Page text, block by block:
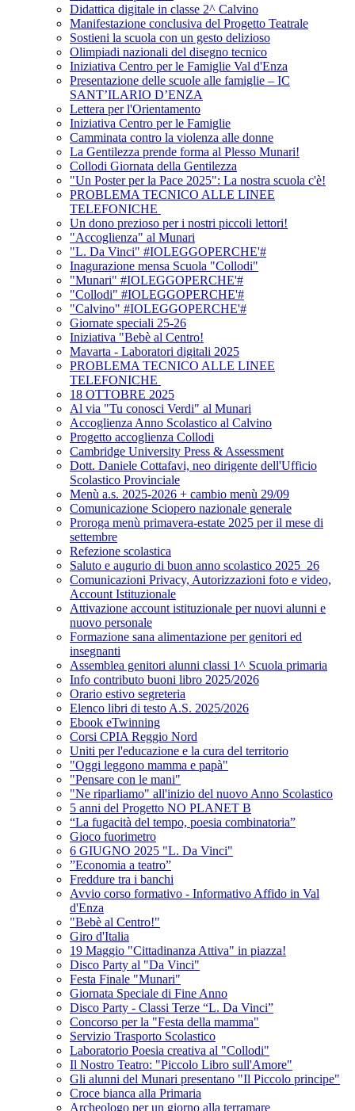
Didattica digitale in classe 2^ Calvino
Manifestazione conclusiva del Progetto Teatrale
Sostieni la scuola con un gesto delizioso
Olimpiadi nazionali del disegno tecnico
Iniziativa Centro per le Famiglie Val d'Enza
Presentazione delle scuole alle famiglie – IC
SANT’ILARIO D’ENZA
Lettera per l'Orientamento
Iniziativa Centro per le Famiglie
Camminata contro la violenza alle donne
La Gentilezza prende forma al Plesso Munari!
Collodi Giornata della Gentilezza
"Un Poster per la Pace 2025": La nostra scuola c'è!
PROBLEMA TECNICO ALLE LINEE
TELEFONICHE
Un dono prezioso per i nostri piccoli lettori!
"Accoglienza" al Munari
"L. Da Vinci" #IOLEGGOPERCHE'#
Inagurazione mensa Scuola "Collodi"
"Munari" #IOLEGGOPERCHE'#
"Collodi" #IOLEGGOPERCHE'#
"Calvino" #IOLEGGOPERCHE'#
Giornate speciali 25-26
Iniziativa "Bebè al Centro!
Mavarta - Laboratori digitali 2025
PROBLEMA TECNICO ALLE LINEE
TELEFONICHE
18 OTTOBRE 2025
Al via "Tu conosci Verdi" al Munari
Accoglienza Anno Scolastico al Calvino
Progetto accoglienza Collodi
Cambridge University Press & Assessment
Dott. Daniele Cottafavi, neo dirigente dell'Ufficio
Scolastico Provinciale
Menù a.s. 2025-2026 + cambio menù 29/09
Comunicazione Sciopero nazionale generale
Proroga menù primavera-estate 2025 per il mese di
settembre
Refezione scolastica
Saluto e augurio di buon anno scolastico 2025_26
Comunicazioni Privacy, Autorizzazioni foto e video,
Account Istituzionale
Attivazione account istituzionale per nuovi alunni e
nuovo personale
Formazione sana alimentazione per genitori ed
insegnanti
Assemblea genitori alunni classi 1^ Scuola primaria
Info contributo buoni libro 2025/2026
Orario estivo segreteria
Elenco libri di testo A.S. 2025/2026
Ebook eTwinning
Corsi CPIA Reggio Nord
Uniti per l'educazione e la cura del territorio
"Oggi leggono mamma e papà"
"Pensare con le mani"
"Ne riparliamo" all'inizio del nuovo Anno Scolastico
5 anni del Progetto NO PLANET B
“La fugacità del tempo, poesia combinatoria”
Gioco fuorimetro
6 GIUGNO 2025 "L. Da Vinci"
”Economia a teatro”
Freddure tra i banchi
Avvio corso formativo - Informativo Affido in Val
d'Enza
"Bebè al Centro!"
Giro d'Italia
19 Maggio "Cittadinanza Attiva" in piazza!
Disco Party al "Da Vinci"
Festa Finale "Munari"
Giornata Speciale di Fine Anno
Disco Party - Classi Terze “L. Da Vinci”
Concorso per la "Festa della mamma"
Servizio Trasporto Scolastico
Laboratorio Poesia creativa al "Collodi"
Il Nostro Teatro: "Piccolo Libro sull'Amore"
Gli alunni del Munari presentano "Il Piccolo principe"
Croce bianca alla Primaria
Archeologo per un giorno alla terramare